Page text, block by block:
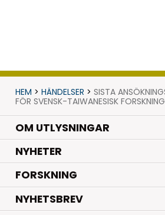
HEM > HÄNDELSER > SISTA
FÖR SVENSK-TAIWANESISK FORSKNING
OM UTLYSNINGAR
NYHETER.
FORSKNING.
NYHETSBREV